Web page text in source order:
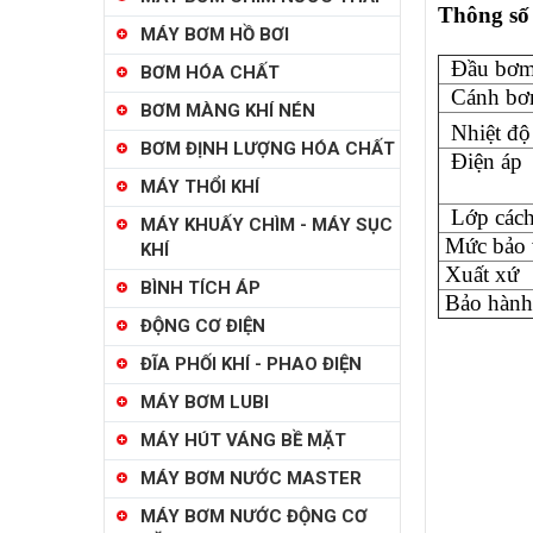
MÁY BƠM HỒ BƠI
BƠM HÓA CHẤT
BƠM MÀNG KHÍ NÉN
BƠM ĐỊNH LƯỢNG HÓA CHẤT
MÁY THỔI KHÍ
MÁY KHUẤY CHÌM - MÁY SỤC
KHÍ
BÌNH TÍCH ÁP
ĐỘNG CƠ ĐIỆN
ĐĨA PHỐI KHÍ - PHAO ĐIỆN
MÁY BƠM LUBI
MÁY HÚT VÁNG BỀ MẶT
MÁY BƠM NƯỚC MASTER
MÁY BƠM NƯỚC ĐỘNG CƠ
Thông
Đầu
Cánh
Nhiệt
Điện áp
Lớp
Mức
Xuất xứ
Bảo